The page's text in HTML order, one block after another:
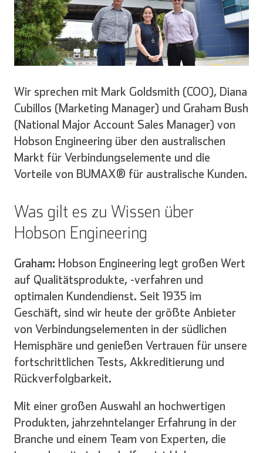
Wir sprechen mit Mark Goldsmith (COO), Diana
Cubillos (Marketing Manager) und Graham Bush
(National Major Account Sales Manager) von
Hobson Engineering über den australischen
Markt für Verbindungselemente und die
Vorteile von BUMAX® für australische Kunden.
Was gilt es zu Wissen über
Hobson Engineering
Graham: Hobson Engineering legt großen Wert
auf Qualitätsprodukte, -verfahren und
optimalen Kundendienst. Seit 1935 im
Geschäft, sind wir heute der größte Anbieter
von Verbindungselementen in der südlichen
Hemisphäre und genießen Vertrauen für unsere
fortschrittlichen Tests, Akkreditierung und
Rückverfolgbarkeit.
Mit einer großen Auswahl an hochwertigen
Produkten, jahrzehntelanger Erfahrung in der
Branche und einem Team von Experten, die